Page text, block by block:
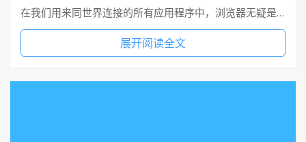
在我们用来同世界连接的所有应用程序中，浏览器无疑是…
展开阅读全文